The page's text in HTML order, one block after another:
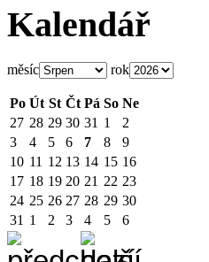
Kalendář
měsíc rok
Po Út St Čt Pá So Ne
27 28 29 30 31 1
2
3
4 5 6 7 8
9
10 11 12 13 14 15 16
17 18 19 20 21 22 23
24 25 26 27 28 29 30
31 1 2 3 4 5 6